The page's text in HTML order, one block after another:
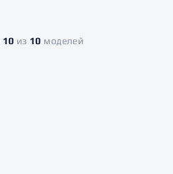
10 из 10 моделей